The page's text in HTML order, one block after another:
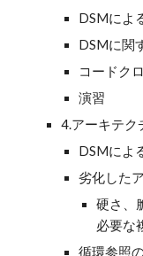
DSMによ
DSMに関
コードク
演習
4.アーキテク
DSMによ
劣化した
硬さ、
必要な
循環参照